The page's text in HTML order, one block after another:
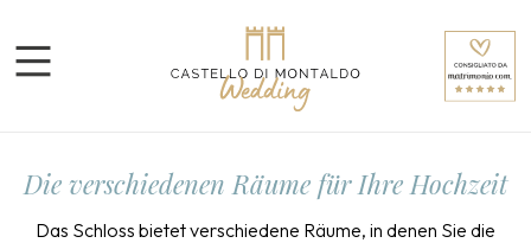
Die verschiedenen Räume für Ihre Hochzeit
Das Schloss bietet verschiedene Räume, in denen Sie die